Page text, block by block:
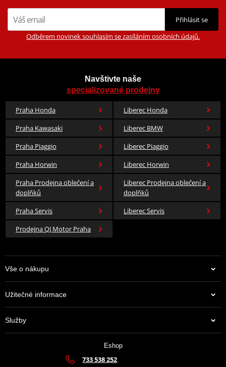
Přihlásit se
Odběrem novinek souhlasím se zasíláním osobních údajů.
Navštivte naše
specializované prodejny
Praha Honda
Liberec Honda
Praha Kawasaki
Liberec BMW
Praha Piaggio
Liberec Piaggio
Praha Horwin
Liberec Horwin
Praha Prodejna oblečení a
doplňků
Liberec Prodejna oblečení a
doplňků
Praha Servis
Liberec Servis
Prodejna QJ Motor Praha
Vše o nákupu
Užitečné informace
Služby
Eshop
733 538 252